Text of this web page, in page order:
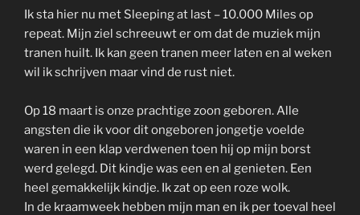
Ik sta hier nu met Sleeping at last – 10.000 Miles op
repeat. Mijn ziel schreeuwt er om dat de muziek mijn
tranen huilt. Ik kan geen tranen meer laten en al weken
wil ik schrijven maar vind de rust niet.
Op 18 maart is onze prachtige zoon geboren. Alle
angsten die ik voor dit ongeboren jongetje voelde
waren in een klap verdwenen toen hij op mijn borst
werd gelegd. Dit kindje was een en al genieten. Een
heel gemakkelijk kindje. Ik zat op een roze wolk.
In de kraamweek hebben mijn man en ik per toeval heel